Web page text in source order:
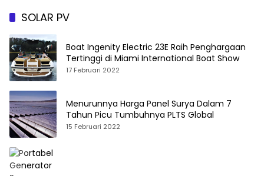
SOLAR PV
Boat Ingenity Electric 23E Raih Penghargaan
Tertinggi di Miami International Boat Show
17 Februari 2022
Menurunnya Harga Panel Surya Dalam 7
Tahun Picu Tumbuhnya PLTS Global
15 Februari 2022